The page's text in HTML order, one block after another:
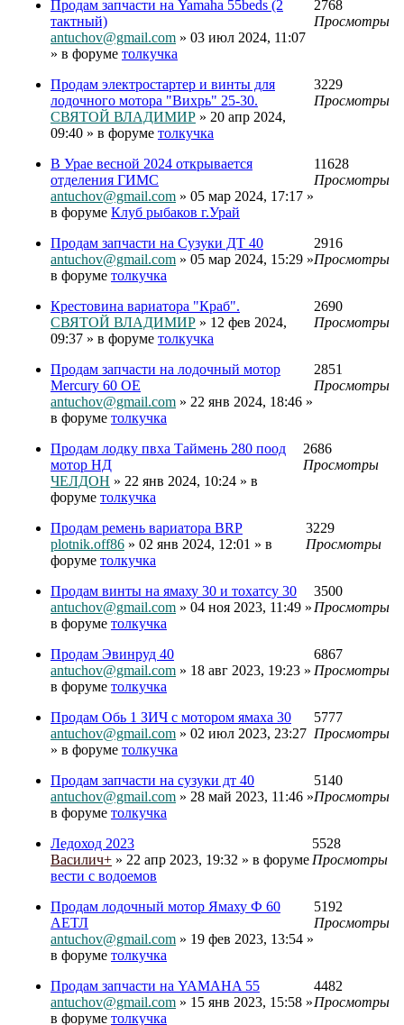
Продам запчасти на Yamaha 55beds (2
тактный)
antuchov@gmail.com » 03 июл 2024, 11:07
» в форуме толкучка
2768
Просмотры
Продам электростартер и винты для
лодочного мотора "Вихрь" 25-30.
СВЯТОЙ ВЛАДИМИР » 20 апр 2024,
09:40 » в форуме толкучка
3229
Просмотры
В Урае весной 2024 открывается
отделения ГИМС
antuchov@gmail.com » 05 мар 2024, 17:17 »
в форуме Клуб рыбаков г.Урай
11628
Просмотры
Продам запчасти на Сузуки ДТ 40
antuchov@gmail.com » 05 мар 2024, 15:29 »
в форуме толкучка
2916
Просмотры
Крестовина вариатора "Краб".
СВЯТОЙ ВЛАДИМИР » 12 фев 2024,
09:37 » в форуме толкучка
2690
Просмотры
Продам запчасти на лодочный мотор
Mercury 60 OE
antuchov@gmail.com » 22 янв 2024, 18:46 »
в форуме толкучка
2851
Просмотры
Продам лодку пвха Таймень 280 поод
мотор НД
ЧЕЛДОН » 22 янв 2024, 10:24 » в
форуме толкучка
2686
Просмотры
Продам ремень вариатора BRP
plotnik.off86 » 02 янв 2024, 12:01 » в
форуме толкучка
3229
Просмотры
Продам винты на ямаху 30 и тохатсу 30
antuchov@gmail.com » 04 ноя 2023, 11:49 »
в форуме толкучка
3500
Просмотры
Продам Эвинруд 40
antuchov@gmail.com » 18 авг 2023, 19:23 »
в форуме толкучка
6867
Просмотры
Продам Обь 1 ЗИЧ с мотором ямаха 30
antuchov@gmail.com » 02 июл 2023, 23:27
» в форуме толкучка
5777
Просмотры
Продам запчасти на сузуки дт 40
antuchov@gmail.com » 28 май 2023, 11:46 »
в форуме толкучка
5140
Просмотры
Ледоход 2023
Василич+ » 22 апр 2023, 19:32 » в форуме
вести с водоемов
5528
Просмотры
Продам лодочный мотор Ямаху Ф 60
АЕТЛ
antuchov@gmail.com » 19 фев 2023, 13:54 »
в форуме толкучка
5192
Просмотры
Продам запчасти на YAMAHA 55
antuchov@gmail.com » 15 янв 2023, 15:58 »
в форуме толкучка
4482
Просмотры